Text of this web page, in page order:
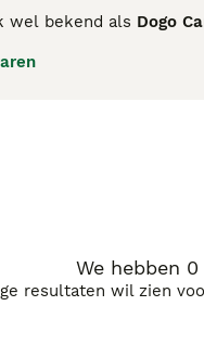
wel bekend als Dogo
op zijn gezicht.
positieve training
dat deze hond niet
te informeren en
We hebben
resultaten wil zien